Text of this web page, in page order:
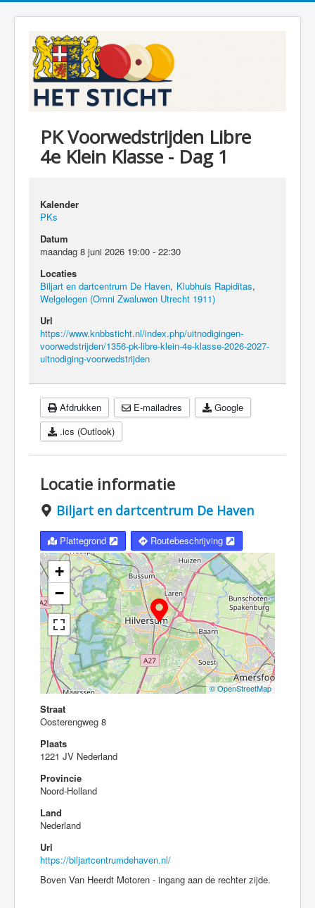
PK Voorwedstrijden Libre
4e Klein Klasse - Dag 1
Kalender
PKs
Datum
maandag 8 juni 2026 19:00 - 22:30
Locaties
Biljart en dartcentrum De Haven, Klubhuis Rapiditas,
Welgelegen (Omni Zwaluwen Utrecht 1911)
Url
https://www.knbbsticht.nl/index.php/uitnodigingen-
voorwedstrijden/1356-pk-libre-klein-4e-klasse-2026-2027-
uitnodiging-voorwedstrijden
Afdrukken E-mailadres
Google
.ics (Outlook)
Locatie informatie
Biljart en dartcentrum De Haven
Plattegrond Routebeschrijving
+
−
© OpenStreetMap
Straat
Oosterengweg 8
Plaats
1221 JV Nederland
Provincie
Noord-Holland
Land
Nederland
Url
https://biljartcentrumdehaven.nl/
Boven Van Heerdt Motoren - ingang aan de rechter zijde.